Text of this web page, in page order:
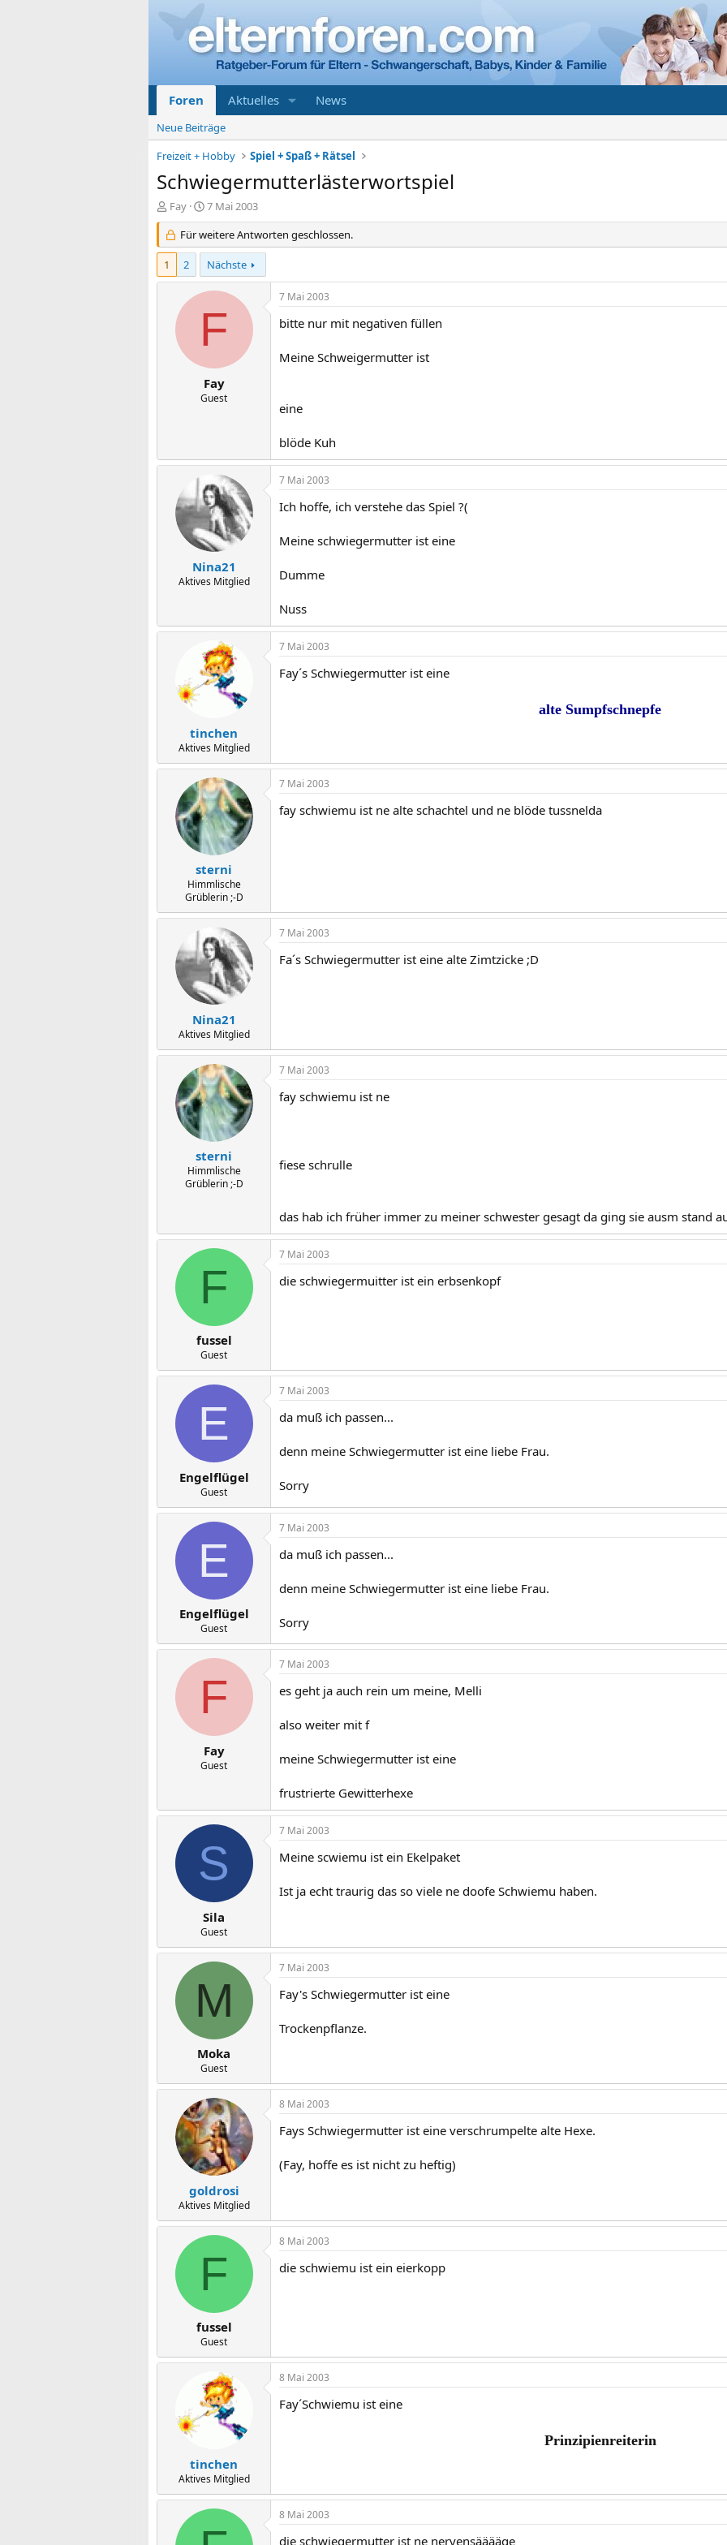
Foren Aktuelles News
Neue Beiträge
Freizeit + Hobby
Spiel + Spaß + Rätsel
Schwiegermutterlästerwortspiel
E
r
s
t
l
Fay
E
r
s
t
e
l
l
a
m
7 Mai 2003
Für weitere Antworten geschlossen.
1 2 Nächste
F
Fay
Guest
7 Mai 2003
bitte nur mit negativen füllen
Meine Schweigermutter ist
eine
blöde Kuh
Nina21
Aktives Mitglied
7 Mai 2003
Ich hoffe, ich verstehe das Spiel ?(
Meine schwiegermutter ist eine
Dumme
Nuss
tinchen
Aktives Mitglied
7 Mai 2003
Fay´s Schwiegermutter ist eine
alte Sumpfschnepfe
sterni
Himmlische
Grüblerin ;-D
7 Mai 2003
fay schwiemu ist ne alte schachtel und ne blöde tussnelda
Nina21
Aktives Mitglied
7 Mai 2003
Fa´s Schwiegermutter ist eine alte Zimtzicke ;D
sterni
Himmlische
Grüblerin ;-D
7 Mai 2003
fay schwiemu ist ne
fiese schrulle
das hab ich früher immer zu meiner schwester gesagt da ging sie ausm stand
F
fussel
Guest
7 Mai 2003
die schwiegermuitter ist ein erbsenkopf
E
Engelflügel
Guest
7 Mai 2003
da muß ich passen...
denn meine Schwiegermutter ist eine liebe Frau.
Sorry
E
Engelflügel
Guest
7 Mai 2003
da muß ich passen...
denn meine Schwiegermutter ist eine liebe Frau.
Sorry
F
Fay
Guest
7 Mai 2003
es geht ja auch rein um meine, Melli
also weiter mit f
meine Schwiegermutter ist eine
frustrierte Gewitterhexe
S
Sila
Guest
7 Mai 2003
Meine scwiemu ist ein Ekelpaket
Ist ja echt traurig das so viele ne doofe Schwiemu haben.
M
Moka
Guest
7 Mai 2003
Fay's Schwiegermutter ist eine
Trockenpflanze.
goldrosi
Aktives Mitglied
8 Mai 2003
Fays Schwiegermutter ist eine verschrumpelte alte Hexe.
(Fay, hoffe es ist nicht zu heftig)
F
fussel
Guest
8 Mai 2003
die schwiemu ist ein eierkopp
tinchen
Aktives Mitglied
8 Mai 2003
Fay´Schwiemu ist eine
Prinzipienreiterin
8 Mai 2003
die schwiegermutter ist ne nervensääääge